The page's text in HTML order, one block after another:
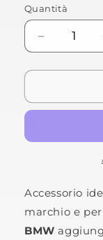
Quantità
Diminuisci
quantità
per
MLAR
Accessorio
marchio e
BMW